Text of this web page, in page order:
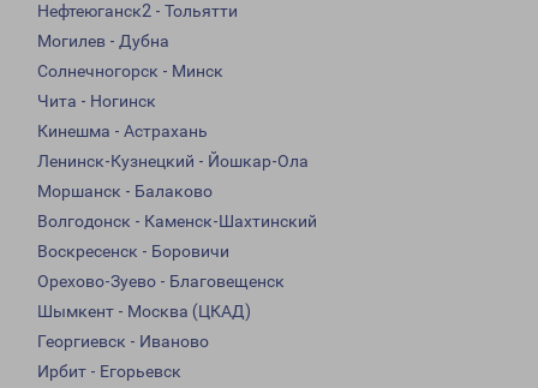
Нефтеюганск2 - Тольятти
Могилев - Дубна
Солнечногорск - Минск
Чита - Ногинск
Кинешма - Астрахань
Ленинск-Кузнецкий - Йошкар-Ола
Моршанск - Балаково
Волгодонск - Каменск-Шахтинский
Воскресенск - Боровичи
Орехово-Зуево - Благовещенск
Шымкент - Москва (ЦКАД)
Георгиевск - Иваново
Ирбит - Егорьевск